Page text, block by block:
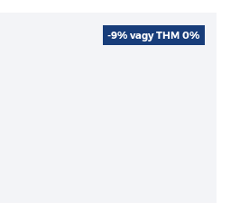
-9% vagy THM 0%